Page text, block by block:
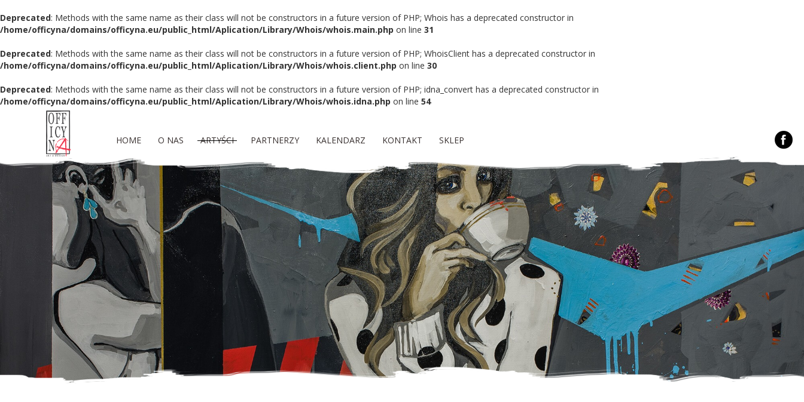
Deprecated: Methods with the same name as their class will not be constructors in a future version of PHP; Whois has a deprecated constructor in
/home/officyna/domains/officyna.eu/public_html/Aplication/Library/Whois/whois.main.php on line 31
Deprecated: Methods with the same name as their class will not be constructors in a future version of PHP; WhoisClient has a deprecated constructor in
/home/officyna/domains/officyna.eu/public_html/Aplication/Library/Whois/whois.client.php on line 30
Deprecated: Methods with the same name as their class will not be constructors in a future version of PHP; idna_convert has a deprecated constructor in
/home/officyna/domains/officyna.eu/public_html/Aplication/Library/Whois/whois.idna.php on line 54
HOME O NAS ARTYŚCI PARTNERZY KALENDARZ KONTAKT SKLEP